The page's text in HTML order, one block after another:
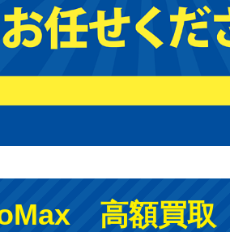
高額買取